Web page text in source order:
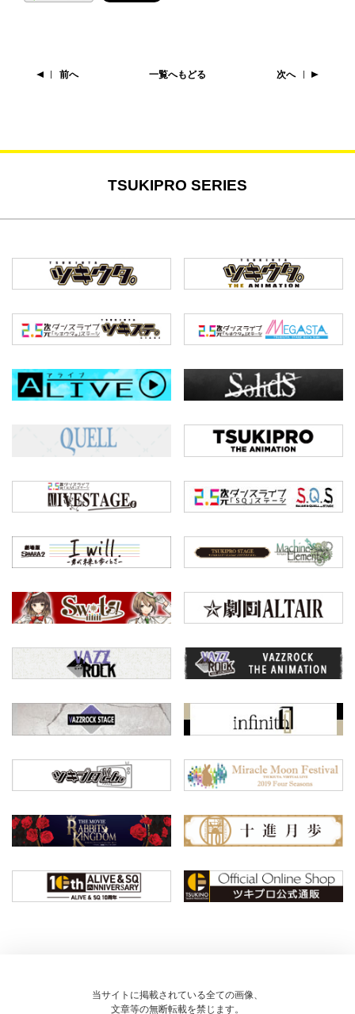
前へ 一覧へもどる 次へ
TSUKIPRO SERIES
当サイトに掲載されている全ての画像、
文章等の無断転載を禁じます。